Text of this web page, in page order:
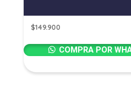
$149.900
COMPRA POR